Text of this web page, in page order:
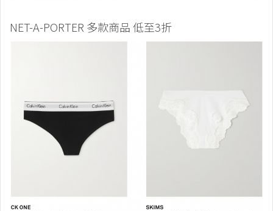
NET-A-PORTER 多款商品 低至3折